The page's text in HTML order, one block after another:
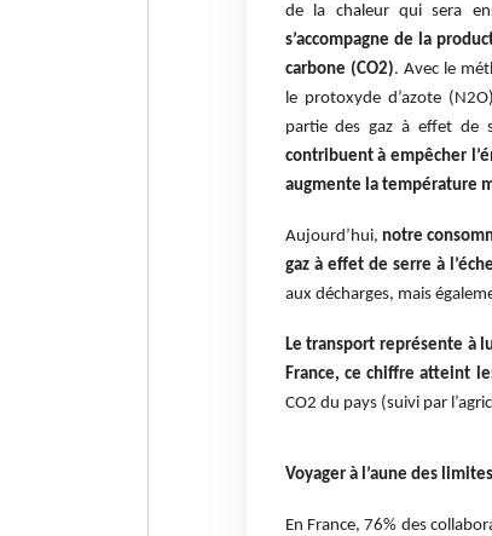
de la chaleur qui sera
s’accompagne de la
carbone (CO2). Avec le
le protoxyde d’azote
partie des gaz à effet de
contribuent à empêcher
augmente la température
Aujourd’hui, notre
gaz à effet de serre à
aux décharges, mais
Le transport représente à
France, ce chiffre atteint
CO2 du pays (suivi par
Voyager à l’aune des
En France, 76% des